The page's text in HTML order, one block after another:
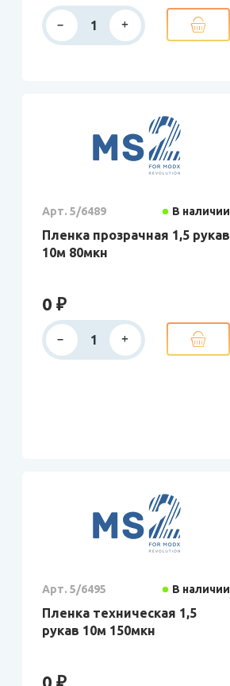
Арт. 5/6489 В наличии
Пленка прозрачная 1,5 рукав
10м 80мкн
0 ₽
Арт. 5/6495 В наличии
Пленка техническая 1,5
рукав 10м 150мкн
0 ₽